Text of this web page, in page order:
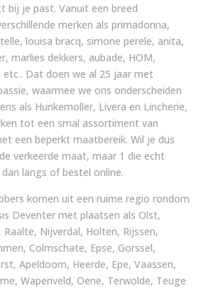
bij je past. Vanuit een breed
merken als primadonna,
louisa bracq, simone perele, anita,
marlies dekkers, aubade, HOM,
etc.. Dat doen we al 25 jaar met
waarmee we ons onderscheiden
als Hunkemoller, Livera en Lincherie,
tot een smal assortiment van
een beperkt maatbereik. Wil je dus
verkeerde maat, maar 1 die echt
langs of bestel online.
komen uit een ruime regio rondom
Deventer met plaatsen als Olst,
Raalte, Nijverdal, Holten, Rijssen,
Colmschate, Epse, Gorssel,
Apeldoorn, Heerde, Epe, Vaassen,
Wapenveld, Oene, Terwolde, Teuge